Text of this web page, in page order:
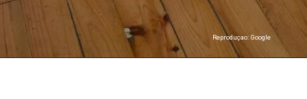
Reproduçao: Google